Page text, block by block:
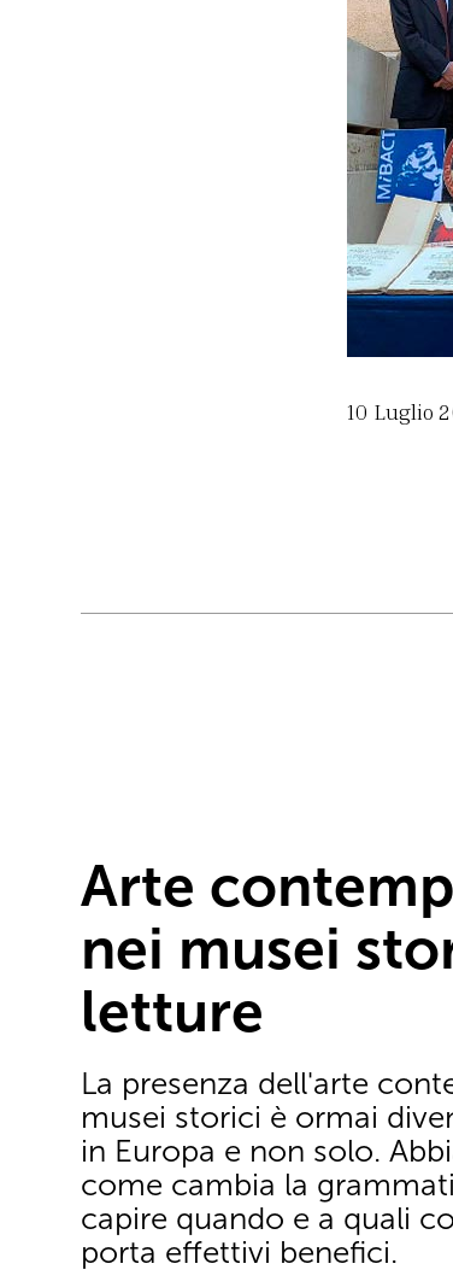
10 Luglio
Arte
nei musei
letture
La presenza dell'arte
musei storici è ormai
in Europa e non solo.
come cambia la
capire quando e a quali
porta effettivi benefici.